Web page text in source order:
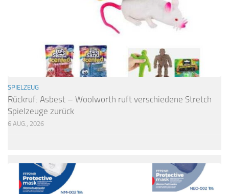
SPIELZEUG
Rückruf: Asbest – Woolworth ruft verschiedene Stretch
Spielzeuge zurück
6 AUG., 2026